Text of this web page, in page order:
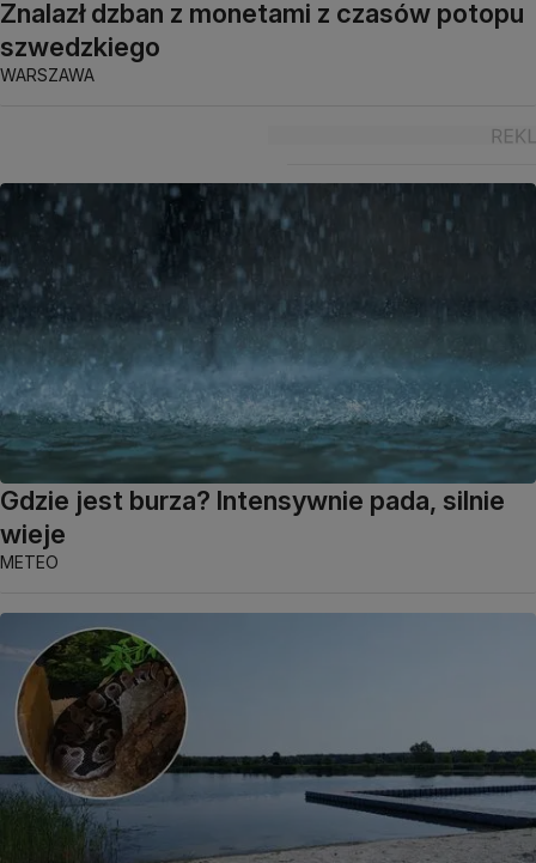
Znalazł dzban z monetami z czasów potopu
szwedzkiego
WARSZAWA
Gdzie jest burza? Intensywnie pada, silnie
wieje
METEO